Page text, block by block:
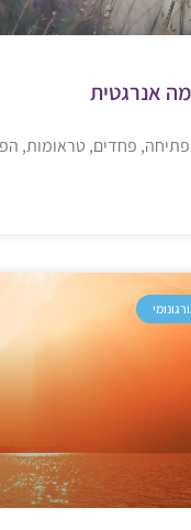
אנרגטית
פתיחה, פחדים, טראומות,